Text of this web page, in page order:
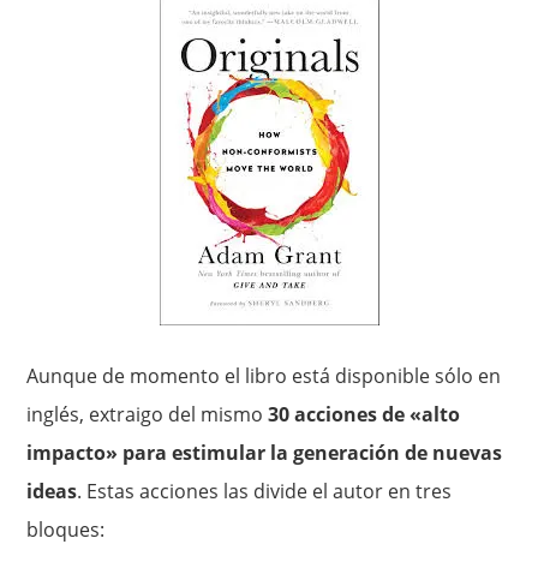
Aunque de momento el libro está disponible sólo en
inglés, extraigo del mismo30 acciones de «alto
impacto» para estimular la generación de nuevas
ideas. Estas acciones las divide el autor en tres
bloques: